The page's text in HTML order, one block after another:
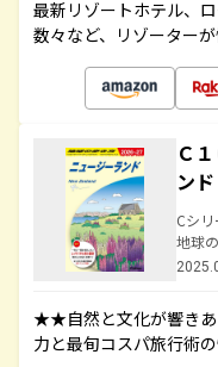
最新リゾートホテル、
数々など、リゾーター
Ｃ
ン
Cシ
地球
★★自然と文化が響きあ
力と最旬コスパ旅行術